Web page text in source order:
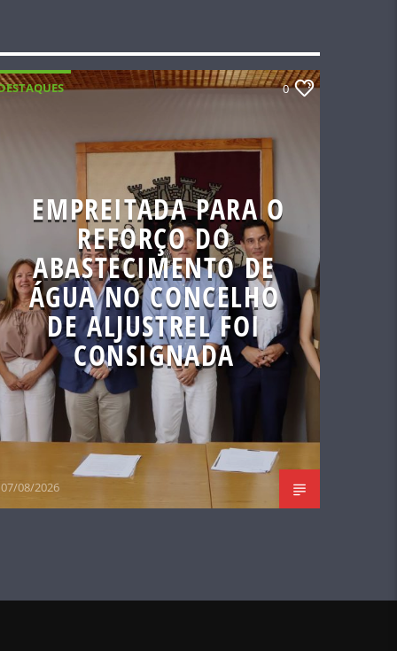
0
EMPREITADA PARA O
REFORÇO DO
ABASTECIMENTO DE
ÁGUA NO CONCELHO
DE ALJUSTREL FOI
CONSIGNADA
07/08/2026